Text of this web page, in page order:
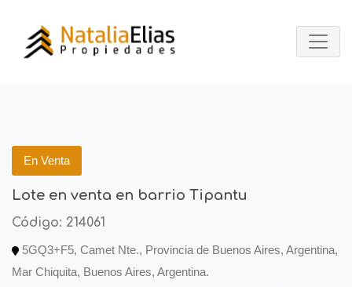
En Venta
Lote en venta en barrio Tipantu
Código: 214061
5GQ3+F5, Camet Nte., Provincia de Buenos Aires, Argentina,
Mar Chiquita, Buenos Aires, Argentina.